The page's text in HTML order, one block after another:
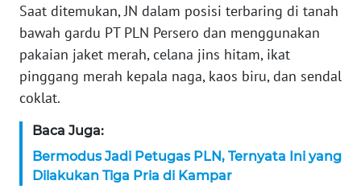
Saat ditemukan, JN dalam posisi terbaring di tanah
bawah gardu PT PLN Persero dan menggunakan
pakaian jaket merah, celana jins hitam, ikat
pinggang merah kepala naga, kaos biru, dan sendal
coklat.
Baca Juga:
Bermodus Jadi Petugas PLN, Ternyata Ini yang
Dilakukan Tiga Pria di Kampar
BANTEN
WN
NTT
KEPRI
WN